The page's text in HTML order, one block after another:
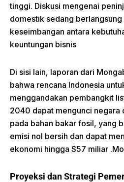
tinggi. Diskusi mengenai
domestik sedang
keseimbangan antara
keuntungan bisnis
Di sisi lain, laporan dari
bahwa rencana Indonesia
menggandakan pembangkit
2040 dapat mengunci negara
pada bahan bakar fosil, yang
emisi nol bersih dan dapat
ekonomi hingga $57 miliar .
Proyeksi dan Strategi